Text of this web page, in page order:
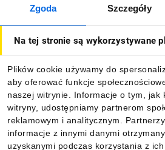
Zgoda Szczegóły
Na tej stronie są wykorzystywane
Plików cookie używamy do
aby oferować funkcje
naszej witrynie. Informacje o tym, jak
witryny, udostępniamy partnerom
reklamowym i analitycznym.
informacje z innymi danymi
uzyskanymi podczas korzystania z
O firmie
Informacje
Pobierz naszą aplikację